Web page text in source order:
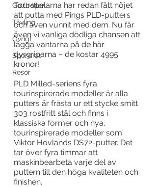
Golfbollar
Tävling
Övrigt
Sponsrat
Resor
Tourspelarna har redan fått nöjet
att putta med Pings PLD-putters
och även vunnit med dem. Nu får
även vi vanliga dödliga chansen att
lägga vantarna på de här
dyrgriparna – de kostar 4995
kronor!
PLD Milled-seriens fyra
tourinspirerade modeller är alla
putters är frästa ur ett stycke smitt
303 rostfritt stål och finns i
klassiska former och nya,
tourinspirerade modeller som
Viktor Hovlands DS72-putter. Det
tar över fyra timmar att
maskinbearbeta varje del av
puttern till den höga kvaliteten och
finishen.